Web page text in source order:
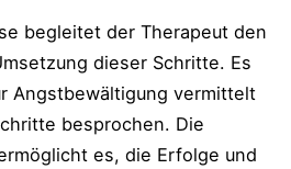
begleitet der Therapeut den
dieser Schritte. Es
Angstbewältigung vermittelt
besprochen. Die
es, die Erfolge und